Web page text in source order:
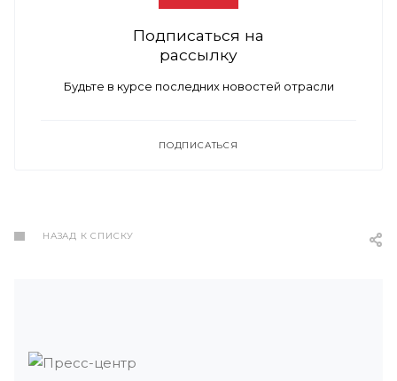
Подписаться на
рассылку
Будьте в курсе последних новостей отрасли
ПОДПИСАТЬСЯ
НАЗАД К СПИСКУ